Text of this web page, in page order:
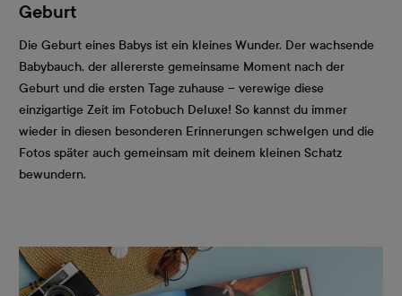
Geburt
Die Geburt eines Babys ist ein kleines Wunder. Der wachsende
Babybauch, der allererste gemeinsame Moment nach der
Geburt und die ersten Tage zuhause – verewige diese
einzigartige Zeit im Fotobuch Deluxe! So kannst du immer
wieder in diesen besonderen Erinnerungen schwelgen und die
Fotos später auch gemeinsam mit deinem kleinen Schatz
bewundern.